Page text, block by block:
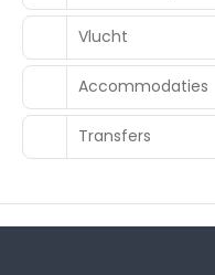
Vlucht
Accommodaties
Transfers